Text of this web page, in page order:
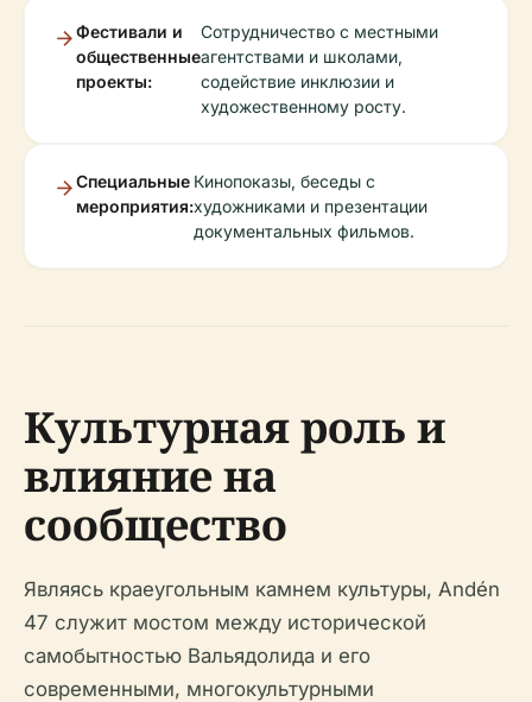
Фестивали и
общественные
проекты:
Сотрудничество с местными
агентствами и школами,
содействие инклюзии и
художественному росту.
Специальные
мероприятия:
Кинопоказы, беседы с
художниками и презентации
документальных фильмов.
Культурная роль и
влияние на
сообщество
Являясь краеугольным камнем культуры, Andén
47 служит мостом между исторической
самобытностью Вальядолида и его
современными, многокультурными